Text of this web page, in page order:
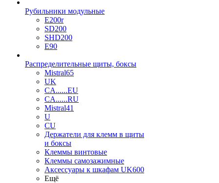
Рубильники модульные
E200r
SD200
SHD200
E90
Распределительные щиты, боксы
Mistral65
UK
CA......EU
CA......RU
Mistral41
U
CU
Держатели для клемм в щиты
и боксы
Клеммы винтовые
Клеммы самозажимные
Аксессуары к шкафам UK600
Ещё